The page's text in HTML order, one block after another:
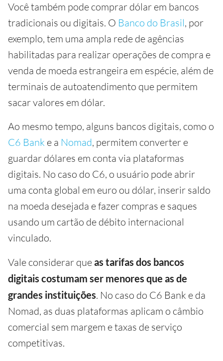
Você também pode comprar dólar em bancos
tradicionais ou digitais. O Banco do Brasil, por
exemplo, tem uma ampla rede de agências
habilitadas para realizar operações de compra e
venda de moeda estrangeira em espécie, além de
terminais de autoatendimento que permitem
sacar valores em dólar.
Ao mesmo tempo, alguns bancos digitais, como o
C6 Bank e a Nomad, permitem converter e
guardar dólares em conta via plataformas
digitais. No caso do C6, o usuário pode abrir
uma conta global em euro ou dólar, inserir saldo
na moeda desejada e fazer compras e saques
usando um cartão de débito internacional
vinculado.
Vale considerar queas tarifas dos bancos
digitais costumam ser menores que as de
grandes instituições. No caso do C6 Bank e da
Nomad, as duas plataformas aplicam o câmbio
comercial sem margem e taxas de serviço
competitivas.